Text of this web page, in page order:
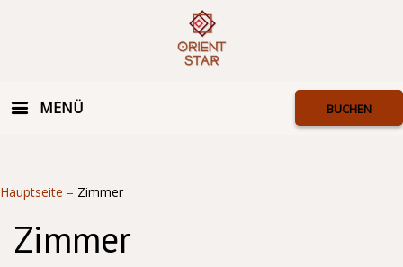
MENÜ BUCHEN
Hauptseite – Zimmer
Zimmer